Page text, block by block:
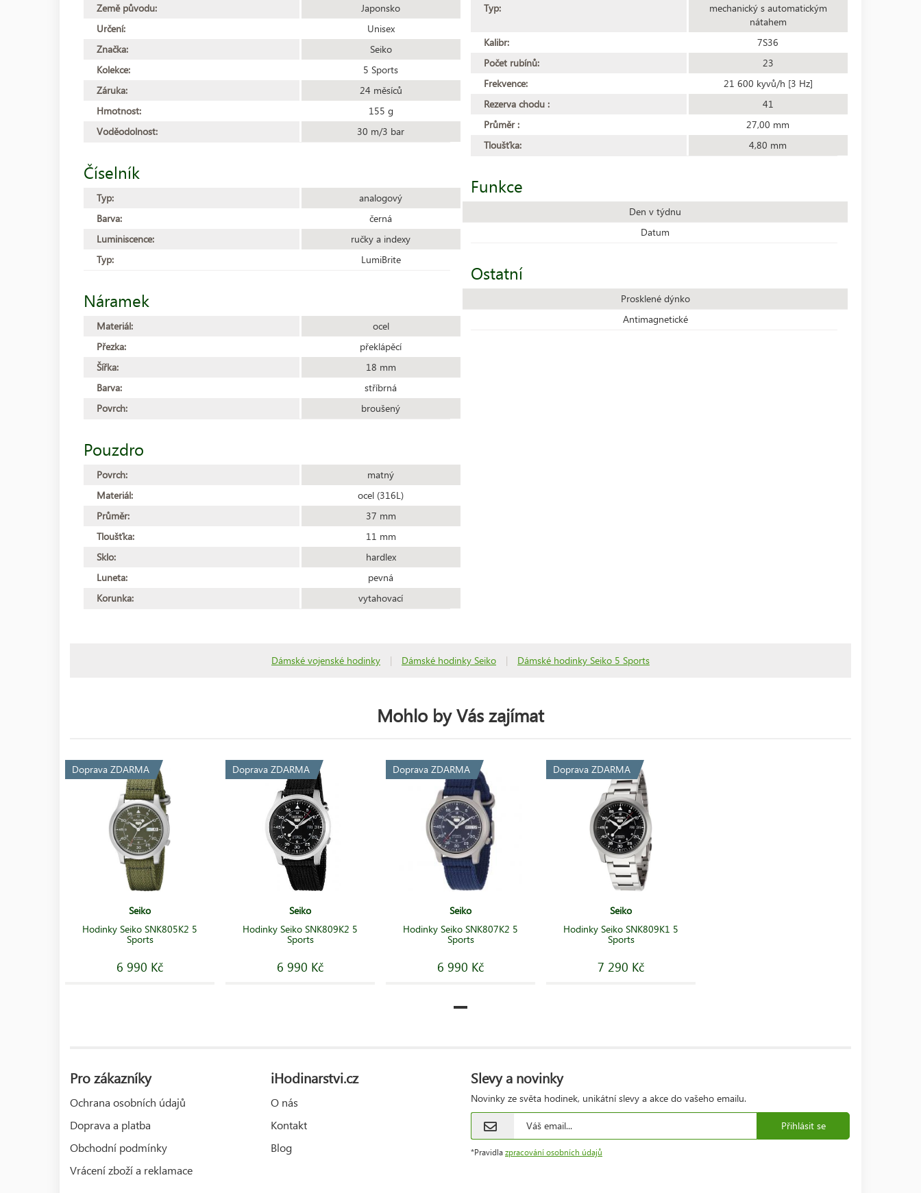
Země původu:
Japonsko
Určení:
Unisex
Značka:
Seiko
Kolekce:
5 Sports
Záruka:
24 měsíců
Hmotnost:
155 g
Voděodolnost:
30 m/3 bar
Číselník
Typ:
analogový
Barva:
černá
Luminiscence:
ručky a indexy
Typ:
LumiBrite
Náramek
Materiál:
ocel
Přezka:
překlápěcí
Šířka:
18 mm
Barva:
stříbrná
Povrch:
broušený
Pouzdro
Povrch:
matný
Materiál:
ocel (316L)
Průměr:
37 mm
Tloušťka:
11 mm
Sklo:
hardlex
Luneta:
pevná
Korunka:
vytahovací
Typ:
mechanický s automatickým
nátahem
Kalibr:
7S36
Počet rubínů:
23
Frekvence:
21 600 kyvů/h [3 Hz]
Rezerva chodu :
41
Průměr :
27,00 mm
Tloušťka:
4,80 mm
Funkce
Den v týdnu
Datum
Ostatní
Prosklené dýnko
Antimagnetické
Dámské vojenské hodinky | Dámské hodinky Seiko | Dámské hodinky Seiko 5 Sports
Mohlo by Vás zajímat
Doprava ZDARMA
Seiko
Hodinky Seiko SNK805K2 5
Sports
6 990 Kč
Doprava ZDARMA
Seiko
Hodinky Seiko SNK809K2 5
Sports
6 990 Kč
Doprava ZDARMA
Seiko
Hodinky Seiko SNK807K2 5
Sports
6 990 Kč
Doprava ZDARMA
Seiko
Hodinky Seiko SNK809K1 5
Sports
7 290 Kč
Pro zákazníky
Ochrana osobních údajů
Doprava a platba
Obchodní podmínky
Vrácení zboží a reklamace
iHodinarstvi.cz
O nás
Kontakt
Blog
Slevy a novinky
Novinky ze světa hodinek, unikátní slevy a akce do vašeho emailu.
Přihlásit se
*Pravidla zpracování osobních údajů